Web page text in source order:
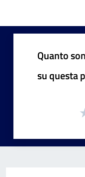
Quanto
su questa